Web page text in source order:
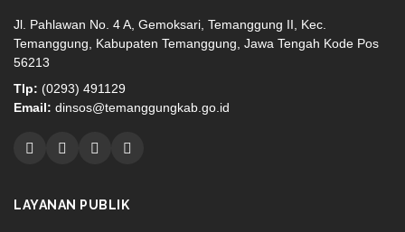
Jl. Pahlawan No. 4 A, Gemoksari, Temanggung II, Kec.
Temanggung, Kabupaten Temanggung, Jawa Tengah Kode Pos
56213
Tlp: (0293) 491129
Email: dinsos@temanggungkab.go.id
LAYANAN PUBLIK